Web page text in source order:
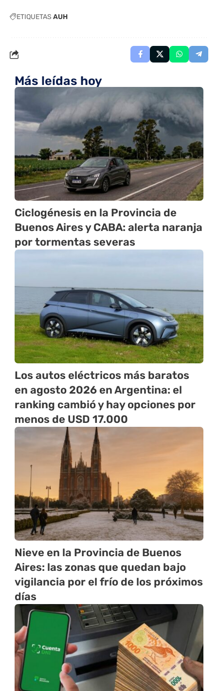
ETIQUETAS AUH
Más leídas hoy
Ciclogénesis en la Provincia de
Buenos Aires y CABA: alerta naranja
por tormentas severas
Los autos eléctricos más baratos
en agosto 2026 en Argentina: el
ranking cambió y hay opciones por
menos de USD 17.000
Nieve en la Provincia de Buenos
Aires: las zonas que quedan bajo
vigilancia por el frío de los próximos
días